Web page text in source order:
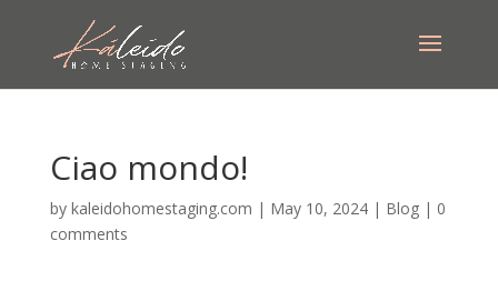
Ciao mondo!
by kaleidohomestaging.com | May 10, 2024| Blog| 0
comments